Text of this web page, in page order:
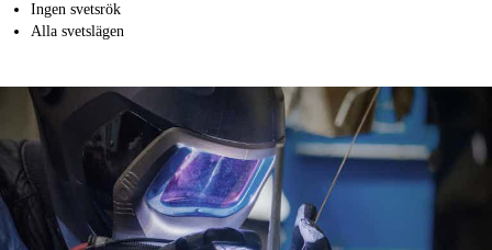
Ingen svetsrök
Alla svetslägen